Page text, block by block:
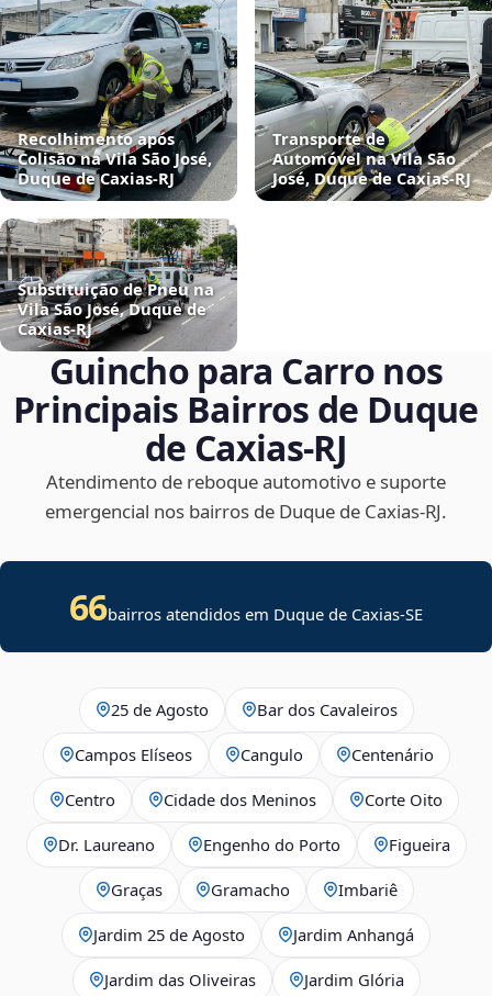
Recolhimento após
Colisão na Vila São José,
Duque de Caxias‑RJ
Transporte de
Automóvel na Vila São
José, Duque de Caxias‑RJ
Substituição de Pneu na
Vila São José, Duque de
Caxias‑RJ
Guincho para Carro nos
Principais Bairros de Duque
de Caxias‑RJ
Atendimento de reboque automotivo e suporte
emergencial nos bairros de Duque de Caxias‑RJ.
66bairros atendidos em Duque de Caxias-SE
25 de Agosto Bar dos Cavaleiros
Campos Elíseos Cangulo Centenário
Centro Cidade dos Meninos Corte Oito
Dr. Laureano Engenho do Porto Figueira
Graças Gramacho Imbariê
Jardim 25 de Agosto Jardim Anhangá
Jardim das Oliveiras Jardim Glória